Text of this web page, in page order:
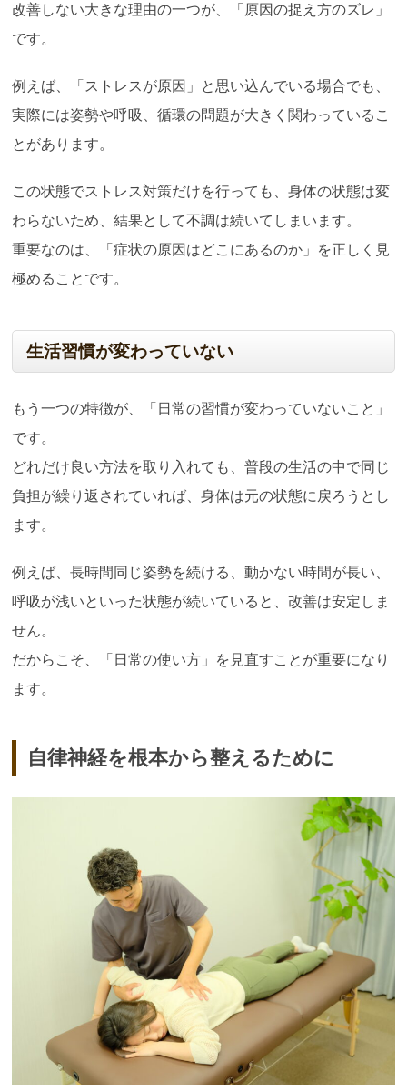
改善しない大きな理由の一つが、「原因の捉え方のズレ」
です。
例えば、「ストレスが原因」と思い込んでいる場合でも、
実際には姿勢や呼吸、循環の問題が大きく関わっているこ
とがあります。
この状態でストレス対策だけを行っても、身体の状態は変
わらないため、結果として不調は続いてしまいます。
重要なのは、「症状の原因はどこにあるのか」を正しく見
極めることです。
生活習慣が変わっていない
もう一つの特徴が、「日常の習慣が変わっていないこと」
です。
どれだけ良い方法を取り入れても、普段の生活の中で同じ
負担が繰り返されていれば、身体は元の状態に戻ろうとし
ます。
例えば、長時間同じ姿勢を続ける、動かない時間が長い、
呼吸が浅いといった状態が続いていると、改善は安定しま
せん。
だからこそ、「日常の使い方」を見直すことが重要になり
ます。
自律神経を根本から整えるために